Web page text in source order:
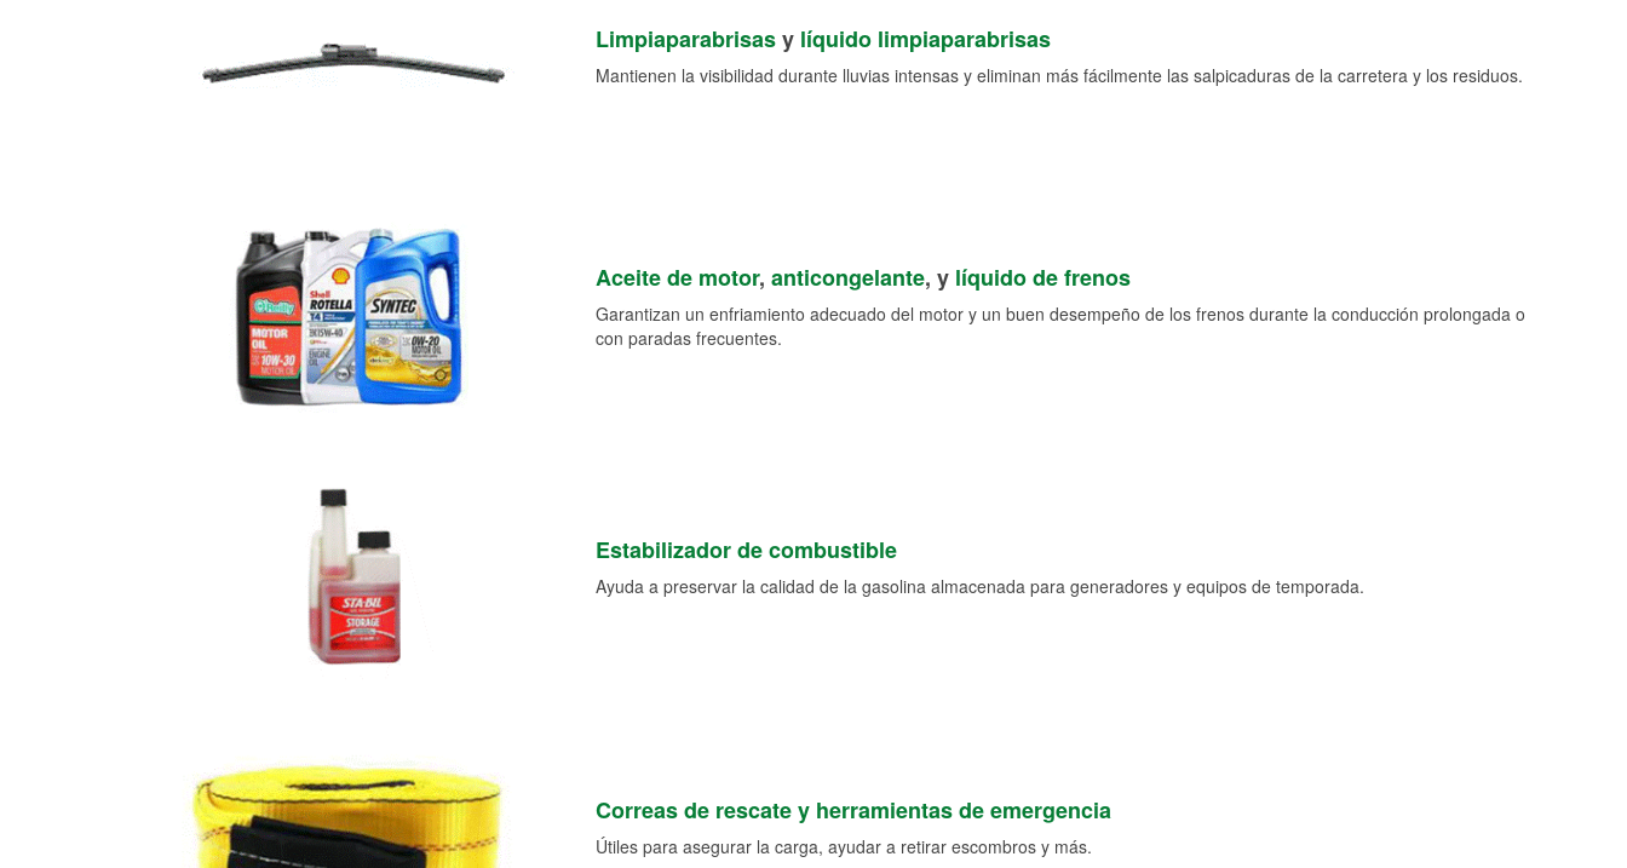
Limpiaparabrisasy líquido limpiaparabrisas
Mantienen la visibilidad durante lluvias intensas y eliminan más fácilmente las salpicaduras de la carretera y los residuos.
Aceite de motor, anticongelante, y líquido de frenos
Garantizan un enfriamiento adecuado del motor y un buen desempeño de los frenos durante la conducción prolongada o
con paradas frecuentes.
Estabilizador de combustible
Ayuda a preservar la calidad de la gasolina almacenada para generadores y equipos de temporada.
Correas de rescate y herramientas de emergencia
Útiles para asegurar la carga, ayudar a retirar escombros y más.